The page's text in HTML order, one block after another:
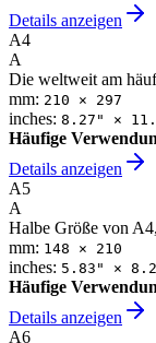
Details anzeigen
A4
A
Die weltweit am
mm: 210 × 297
inches: 8.27 " ×
Häufige
Details anzeigen
A5
A
Halbe Größe von
mm: 148 × 210
inches: 5.83 " ×
Häufige
Details anzeigen
A6